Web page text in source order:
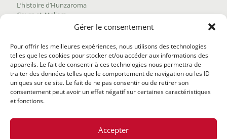
Gérer le consentement
Pour offrir les meilleures expériences, nous utilisons des technologies
telles que les cookies pour stocker et/ou accéder aux informations des
appareils. Le fait de consentir à ces technologies nous permettra de
traiter des données telles que le comportement de navigation ou les ID
uniques sur ce site. Le fait de ne pas consentir ou de retirer son
consentement peut avoir un effet négatif sur certaines caractéristiques
et fonctions.
Accepter
L’histoire d’Hunzaroma
Cours et Ateliers
Trouver nos produits
Politique de frais d'envoi
Termes et conditions
Politique de remboursement